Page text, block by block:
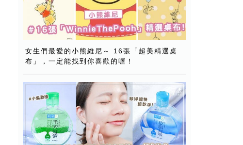
女生們最愛的小熊維尼～ 16張「超美精選桌
布」，一定能找到你喜歡的喔！